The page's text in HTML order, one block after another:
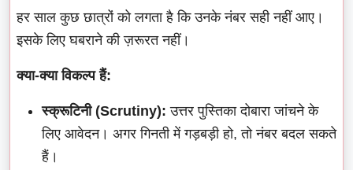
हर साल कुछ छात्रों को लगता है कि उनके नंबर सही नहीं आए।
इसके लिए घबराने की ज़रूरत नहीं।
क्या-क्या विकल्प हैं:
स्क्रूटिनी (Scrutiny): उत्तर पुस्तिका दोबारा जांचने के
लिए आवेदन। अगर गिनती में गड़बड़ी हो, तो नंबर बदल सकते
हैं।